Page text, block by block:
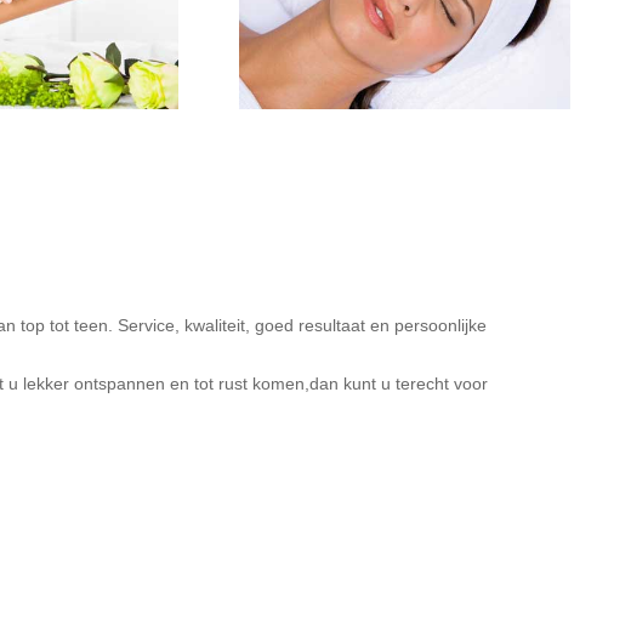
top tot teen. Service, kwaliteit, goed resultaat en persoonlijke
lekker ontspannen en tot rust komen,dan kunt u terecht voor